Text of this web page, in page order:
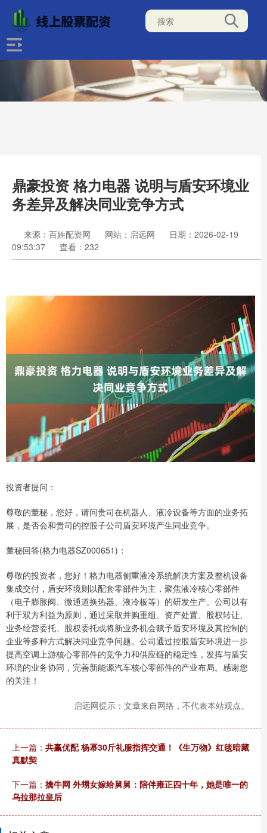
鼎豪投资 格力电器 说明与盾安环境业
务差异及解决同业竞争方式
来源：百姓配资网 网站：启远网
日期：2026-02-19
09:53:37
查看：232
投资者提问：
尊敬的董秘，您好，请问贵司在机器人、液冷设备等方面的业务拓
展，是否会和贵司的控股子公司盾安环境产生同业竞争。
董秘回答(格力电器SZ000651)：
尊敬的投资者，您好！格力电器侧重液冷系统解决方案及整机设备
集成交付，盾安环境则以配套零部件为主，聚焦液冷核心零部件
（电子膨胀阀、微通道换热器、液冷板等）的研发生产。公司以有
利于双方利益为原则，通过采取并购重组、资产处置、股权转让、
业务经营委托、股权委托或将新业务机会赋予盾安环境及其控制的
企业等多种方式解决同业竞争问题。公司通过控股盾安环境进一步
提高空调上游核心零部件的竞争力和供应链的稳定性，发挥与盾安
环境的业务协同，完善新能源汽车核心零部件的产业布局。感谢您
的关注！
启远网提示：文章来自网络，不代表本站观点。
上一篇： 共赢优配 杨幂30斤礼服指挥交通！《生万物》红毯暗藏
真默契
下一篇： 擒牛网 外甥女嫁给舅舅：陪伴雍正四十年，她是唯一的
乌拉那拉皇后